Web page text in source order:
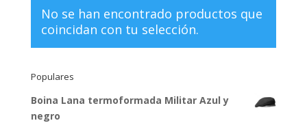
No se han encontrado productos que
coincidan con tu selección.
Populares
Boina Lana termoformada Militar Azul y
negro